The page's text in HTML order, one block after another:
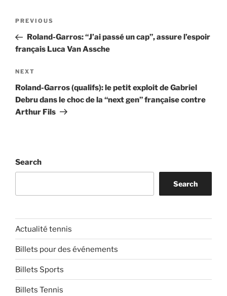
Previous
Post
PREVIOUS
Roland-Garros: “J’ai passé un cap”, assure l’espoir
français Luca Van Assche
Next
Post
NEXT
Roland-Garros (qualifs): le petit exploit de Gabriel
Debru dans le choc de la “next gen” française contre
Arthur Fils
Search
Search
Actualité tennis
Billets pour des événements
Billets Sports
Billets Tennis